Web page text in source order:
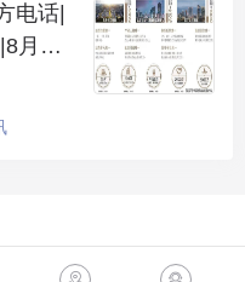
汉城建天樾的一大亮
和公交车站，出行十
也相对成熟，众多大
民医院和多所知名中
考虑因素。
电话|
月特